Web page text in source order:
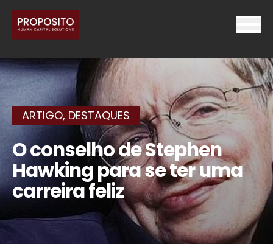
ARTIGO, DESTAQUES
O conselho de Stephen
Hawking para se ter uma
carreira feliz